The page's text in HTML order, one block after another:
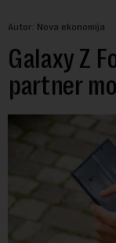
Autor: Nova ekonomija
Galaxy Z
partner